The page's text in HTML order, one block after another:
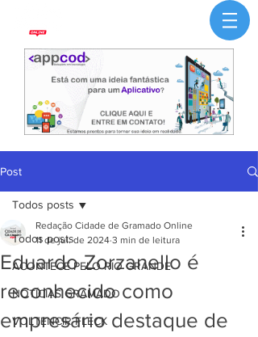
Post
Todos posts
ACONTECE PELO RIO GRANDE
NOTÍCIAS GRAMADO
VOLTENCIR FLECK
Todos posts
Eduardo Zorzanello é
reconhecido como
empresário destaque de
Redação Cidade de Gramado Online
11 de jul. de 2024 3 min de leitura